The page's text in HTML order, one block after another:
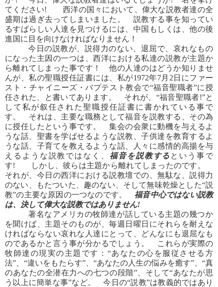
てください! 西洋の国々において、偉大な説教者達の全
盛期は過ぎ去ってしまいました。 説教する事を知ってい
るすばらしい人達を見つけるには、中国もしくは、他の後
進国に目を向けなければなりません！
今日の説教が、説得力のない、退屈で、哀れなもの
になった主因の一つは、西洋における私達の説教が主題か
ら離れてしまった事です！ 他の人達のはどうか知りませ
んが、私の聖職授任証書には、私が1972年7月2日にファー
スト・チャイニーズ・バプテスト教会で“福音聖職者”に授
任された、と書いてあります。 それが、“福音聖職者!”と
して私が叙任された聖職授任証書に書かれている事で
す。 それは、主要な職務として福音を説教する、その為
に授任したという事です。 集会の会衆に動機を与えるよ
うな話、聖書を学ばせるような説教、子供達を教育するよ
うな話、子育てを教えるような話、人々に感情的高揚を与
えるような説教ではなく、 福音を説教する という事で
す! しかし、彼らは主題から離れてしまったのです。
それが、今日の西洋における説教壇での、無駄な、説得力
のない、もたついた、趣のない、そして無味乾燥とした“説
教”の主要な原因の一つなのです。福音中心ではない説教
は、決して偉大な説教ではありません!
著名なアメリカの牧師達が話している主題の幾つか
を聞けば、主題そのものが、毎週日曜日にそれらを耐えな
ければならない哀れな人達にとって、どんなにも退屈なも
のであるかと言う事が分かるでしょう。 これらが実際の
牧師達の現実の主題です：“あなたの心を服従させる方
法”、“違いをもたらす”、“あなたの人生の悩みを癒す”、“真
のあなたの全潜在力への七つの段階”、そして“あなたが思
う以上に簡単な事”など。 今日の“説教”は教義的ではあり